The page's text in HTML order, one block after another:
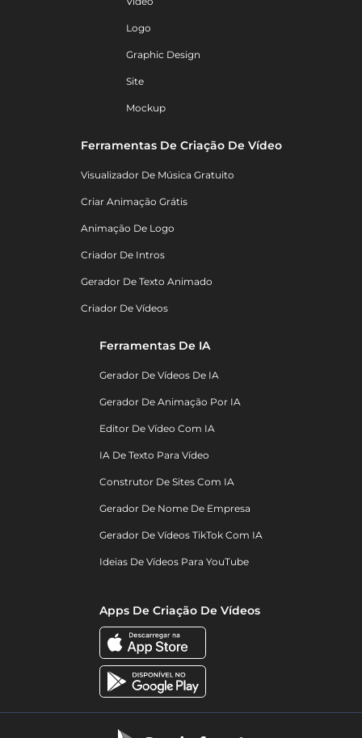
Logo
Graphic Design
Site
Mockup
Ferramentas De Criação De Vídeo
Visualizador De Música Gratuito
Criar Animação Grátis
Animação De Logo
Criador De Intros
Gerador De Texto Animado
Criador De Vídeos
Ferramentas De IA
Gerador De Vídeos De IA
Gerador De Animação Por IA
Editor De Vídeo Com IA
IA De Texto Para Vídeo
Construtor De Sites Com IA
Gerador De Nome De Empresa
Gerador De Vídeos TikTok Com IA
Ideias De Vídeos Para YouTube
Apps De Criação De Vídeos